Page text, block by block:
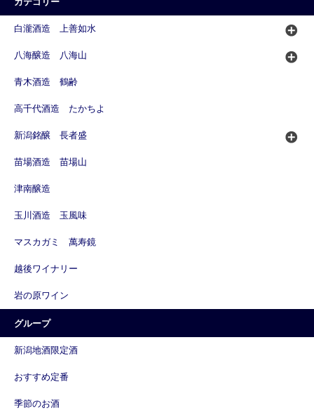
カテゴリー
白瀧酒造 上善如水
八海醸造 八海山
青木酒造 鶴齢
高千代酒造 たかちよ
新潟銘醸 長者盛
苗場酒造 苗場山
津南醸造
玉川酒造 玉風味
マスカガミ 萬寿鏡
越後ワイナリー
岩の原ワイン
グループ
新潟地酒限定酒
おすすめ定番
季節のお酒